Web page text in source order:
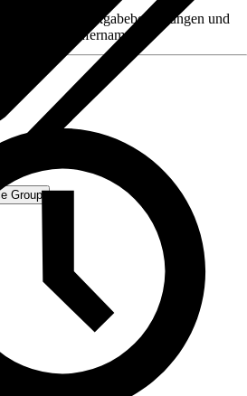
Group
wie z. B. Rückgabebedingungen und
den Verkäufernamen.